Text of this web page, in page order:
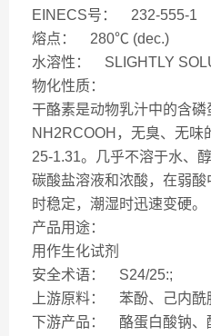
EINECS号： 232-555-1
熔点： 280℃ (dec.)
水溶性： SLIGHTLY
物化性质：
干酪素是动物乳汁中的含磷
NH2RCOOH，无臭、无味
25-1.31。几乎不溶于水、
碳酸盐溶液和浓酸，在弱
时稳定，潮湿时迅速变硬。
产品用途：
用作生化试剂
安全术语： S24/25:;
上游原料： 苯酚、己内酰
下游产品： 酪蛋白酸钠、